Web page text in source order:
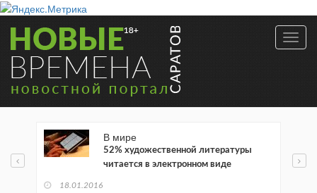
В мире
52% художественной литературы
читается в электронном виде
18.01.2016